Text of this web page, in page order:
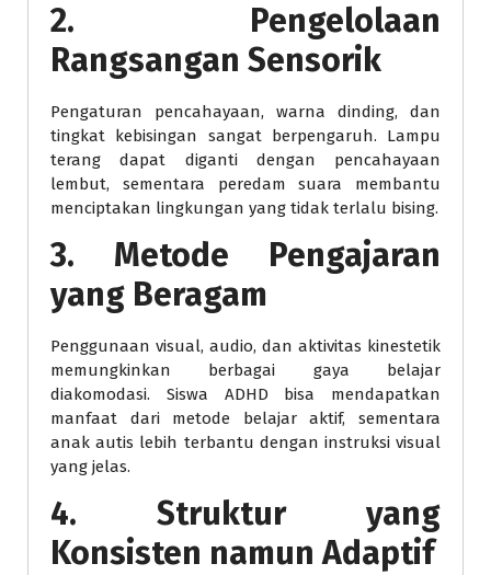
2. Pengelolaan
Rangsangan Sensorik
Pengaturan pencahayaan, warna dinding, dan
tingkat kebisingan sangat berpengaruh. Lampu
terang dapat diganti dengan pencahayaan
lembut, sementara peredam suara membantu
menciptakan lingkungan yang tidak terlalu bising.
3. Metode Pengajaran
yang Beragam
Penggunaan visual, audio, dan aktivitas kinestetik
memungkinkan berbagai gaya belajar
diakomodasi. Siswa ADHD bisa mendapatkan
manfaat dari metode belajar aktif, sementara
anak autis lebih terbantu dengan instruksi visual
yang jelas.
4. Struktur yang
Konsisten namun Adaptif